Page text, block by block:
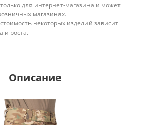
для интернет-магазина и может
магазинах.
некоторых изделий зависит
и роста.
Описание